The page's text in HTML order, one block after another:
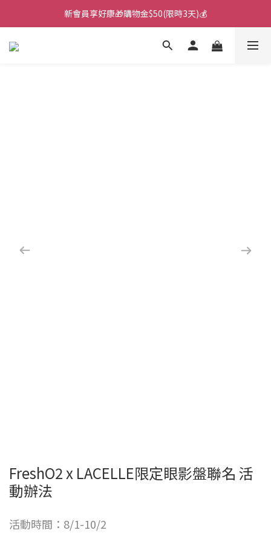
🌙韓國直送！遊樂園月拋新上市！🌙
新會員享好康🎁購物金$50(限時3天)💰
🌙韓國直送！遊樂園月拋新上市！🌙
FreshO2 x LACELLE限定眼影盤聯名 活
動辦法
活動時間：8/1-10/2